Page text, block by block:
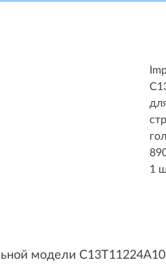
1
модели